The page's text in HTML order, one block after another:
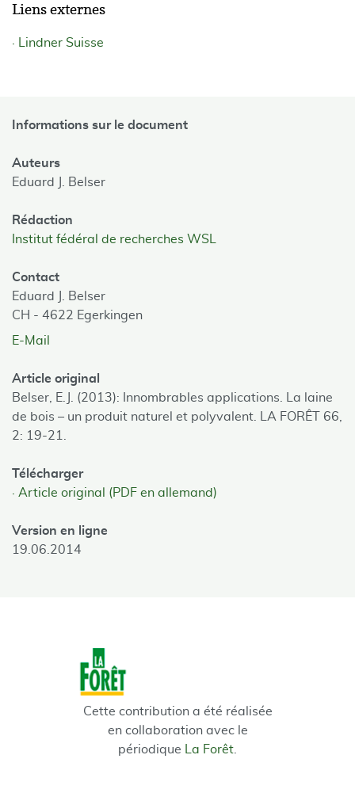
Liens externes
Lindner Suisse
Informations sur le document
Auteurs
Eduard J. Belser
Rédaction
Institut fédéral de recherches WSL
Contact
Eduard J. Belser
CH - 4622 Egerkingen
E-Mail
Article original
Belser, E.J. (2013): Innombrables applications. La laine
de bois – un produit naturel et polyvalent. LA FORÊT 66,
2: 19-21.
Télécharger
Article original (PDF en allemand)
Version en ligne
19.06.2014
Cette contribution a été réalisée
en collaboration avec le
périodique
La Forêt